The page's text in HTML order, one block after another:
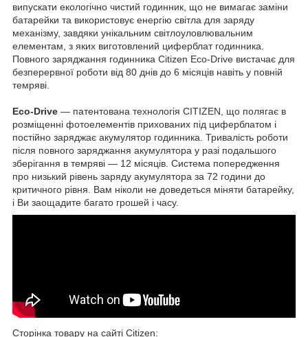
випускати екологічно чистий годинник, що не вимагає заміни
батарейки та використовує енергію світла для заряду
механізму, завдяки унікальним світлоуловлювальним
елементам, з яких виготовлений циферблат годинника.
Повного заряджання годинника Citizen Eco-Drive вистачає для
безперервної роботи від 80 днів до 6 місяців навіть у повній
темряві.
Eco-Drive — патентована технологія CITIZEN, що полягає в
розміщенні фотоелементів прихованих під циферблатом і
постійно заряджає акумулятор годинника. Тривалість роботи
після повного заряджання акумулятора у разі подальшого
зберігання в темряві — 12 місяців. Система попередження
про низький рівень заряду акумулятора за 72 години до
критичного рівня. Вам ніколи не доведеться міняти батарейку,
і Ви заощадите багато грошей і часу.
Сторінка товару на сайті Citizen: